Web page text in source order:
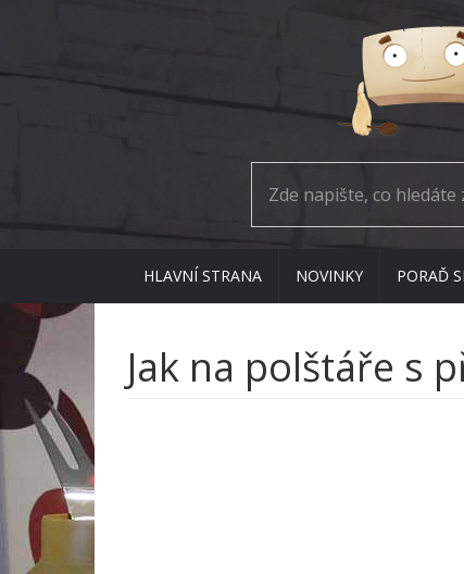
HLAVNÍ STRANA NOVINKY PORAĎ
Jak na polštáře s